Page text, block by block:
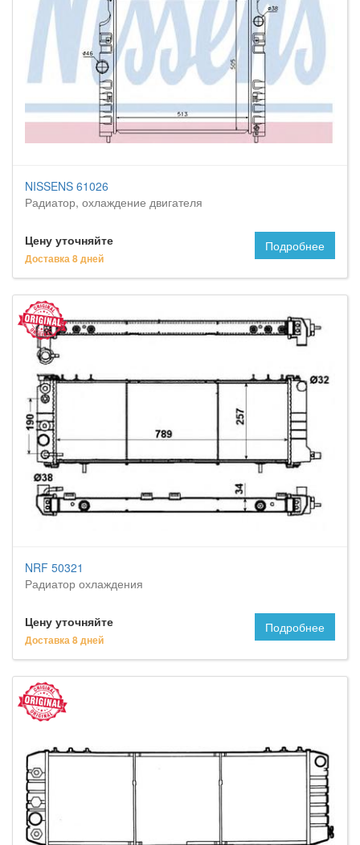
NISSENS 61026
Радиатор, охлаждение двигателя
Цену уточняйте
Доставка 8 дней
Подробнее
NRF 50321
Радиатор охлаждения
Цену уточняйте
Доставка 8 дней
Подробнее